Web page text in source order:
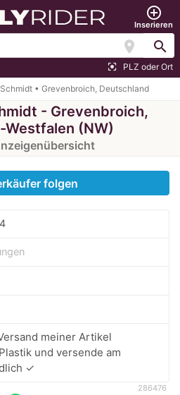
add_circle_outline
Inserieren
location_on search
center_focus_strong PLZ oder Ort
• Grevenbroich, Deutschland
- Grevenbroich,
Westfalen (NW)
folgen
meiner Artikel
und versende am
✓
286476